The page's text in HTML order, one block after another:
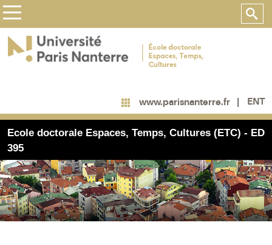
www.parisnanterre.fr ENT
Ecole doctorale Espaces, Temps, Cultures (ETC) - ED
395